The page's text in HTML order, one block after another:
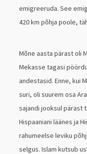
emigreeruda. See
420 km põhja poole,
Mõne aasta pärast oli
Mekasse tagasi
andestasid. Enne, kui
suri, oli suurem osa
sajandi jooksul pärast
Hispaaniani läänes ja
rahumeelse leviku
selgus. Islam kutsub